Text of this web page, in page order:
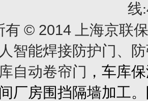
线
© 2014上海京联
智能焊接防护门、
自动卷帘门 ，车库
厂房围挡隔墙加工